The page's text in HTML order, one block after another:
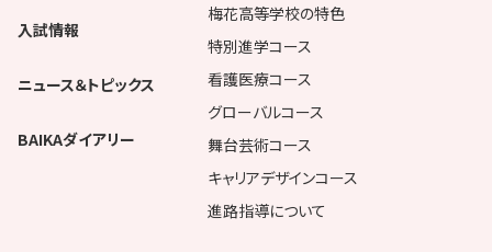
入試情報
ニュース＆トピックス
BAIKAダイアリー
梅花高等学校の特色
特別進学コース
看護医療コース
グローバルコース
舞台芸術コース
キャリアデザインコース
進路指導について